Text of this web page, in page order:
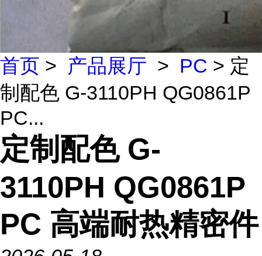
首页 > 产品展厅 > PC > 定
制配色 G-3110PH QG0861P
PC...
定制配色 G-
3110PH QG0861P
PC 高端耐热精密件